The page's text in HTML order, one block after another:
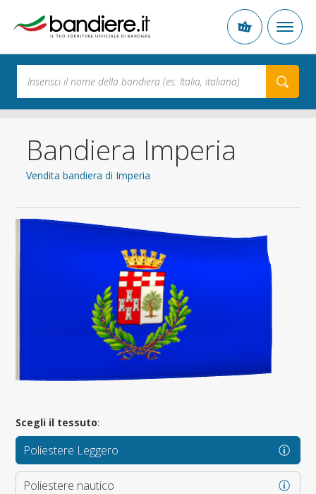
Bandiera Imperia
Vendita bandiera di Imperia
Scegli il tessuto:
Poliestere Leggero
Poliestere nautico